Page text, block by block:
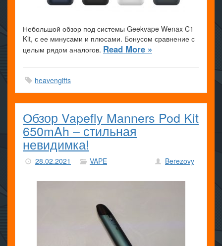
Небольшой обзор под системы Geekvape Wenax C1
Kit, с ее минусами и плюсами. Бонусом сравнение с
целым рядом аналогов. Read More »
heavengifts
Обзор Vapefly Manners Pod Kit
650mAh – стильная
невидимка!
28.02.2021 VAPE Berezovy